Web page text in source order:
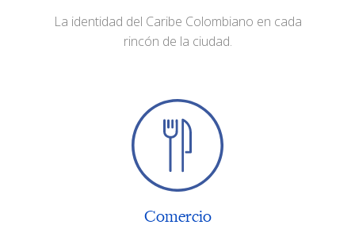
La identidad del Caribe Colombiano en cada
rincón de la ciudad.
Comercio